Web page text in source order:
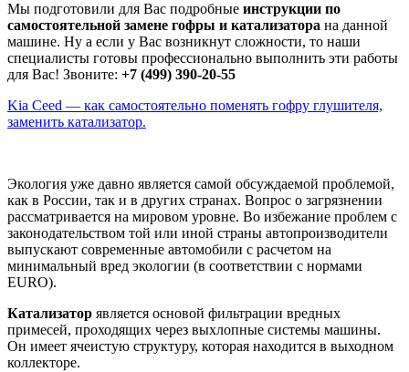
Мы подготовили для Вас подробные инструкции по
самостоятельной замене гофры и катализатора на данной
машине. Ну а если у Вас возникнут сложности, то наши
специалисты готовы профессионально выполнить эти работы
для Вас! Звоните: +7 (499) 390-20-55
Kia Ceed — как самостоятельно поменять гофру глушителя,
заменить катализатор.
Экология уже давно является самой обсуждаемой проблемой,
как в России, так и в других странах. Вопрос о загрязнении
рассматривается на мировом уровне. Во избежание проблем с
законодательством той или иной страны автопроизводители
выпускают современные автомобили с расчетом на
минимальный вред экологии (в соответствии с нормами
EURO).
Катализатор является основой фильтрации вредных
примесей, проходящих через выхлопные системы машины.
Он имеет ячеистую структуру, которая находится в выходном
коллекторе.